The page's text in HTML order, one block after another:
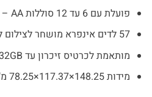
פועלת עם 6 עד 12 סוללות AA – זמן המתנה 4 עד 8 חודשים
57 לדים אינפרא מושחר לצילום לילה בטווח 20 מטר
מותאמת לכרטיס זיכרון עד 32GB
מידות 148.25×117.37×78.25 מ"מ